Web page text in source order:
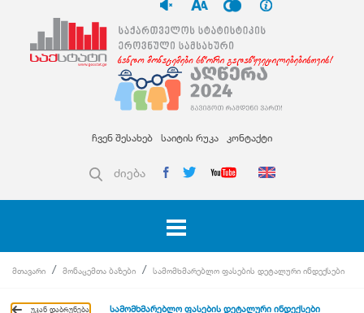
ჩვენ შესახებ საიტის რუკა კონტაქტი
ძიება
მთავარი მონაცემთა ბაზები სამომხმარებლო ფასების დეტალური ინდექსები
უკან დაბრუნება სამომხმარებლო ფასების დეტალური ინდექსები